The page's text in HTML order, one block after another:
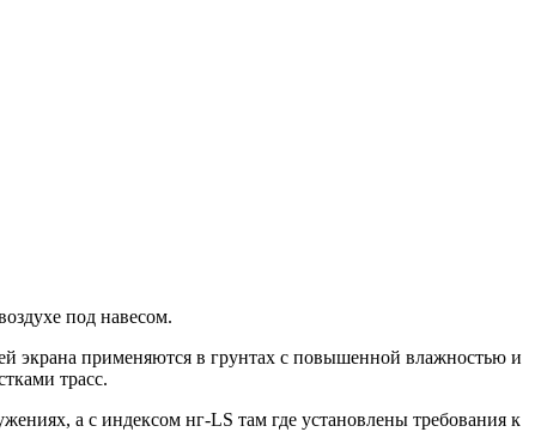
под навесом.
экрана применяются в грунтах с повышенной влажностью и
трасс.
а с индексом нг-LS там где установлены требования к